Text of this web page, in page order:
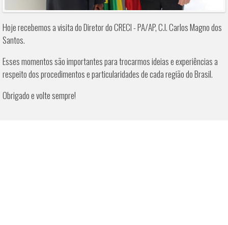
Hoje recebemos a visita do Diretor do CRECI - PA/AP, C.I. Carlos Magno dos
Santos.
Esses momentos são importantes para trocarmos ideias e experiências a
respeito dos procedimentos e particularidades de cada região do Brasil.
Obrigado e volte sempre!